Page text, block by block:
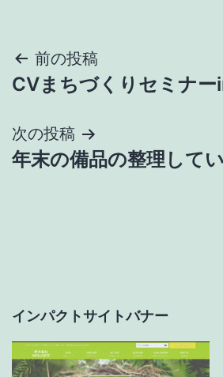
投
稿
ナ
ビ
ョ
ン
前の投稿
CVまちづくりセミナー
次の投稿
年末の備品の整理して
インパクトサイトバナー